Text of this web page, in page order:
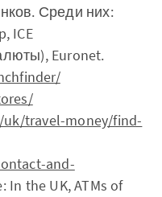
Среди них:
ICE
Euronet.
travel-money/find-
and-
In the UK, ATMs of